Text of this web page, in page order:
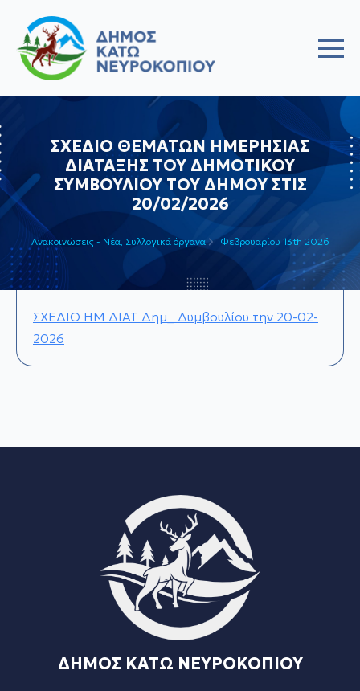
ΣΧΕΔΙΟ ΘΕΜΑΤΩΝ ΗΜΕΡΗΣΙΑΣ
ΔΙΑΤΑΞΗΣ ΤΟΥ ΔΗΜΟΤΙΚΟΥ
ΣΥΜΒΟΥΛΙΟΥ ΤΟΥ ΔΗΜΟΥ ΣΤΙΣ
20/02/2026
Ανακοινώσεις - Νέα Συλλογικά όργανα Φεβρουαρίου 13th 2026
ΣΧΕΔΙΟ ΗΜ ΔΙΑΤ Δημ_ Δυμβουλίου την 20-02-
2026
ΔΗΜΟΣ ΚΑΤΩ ΝΕΥΡΟΚΟΠΙΟΥ